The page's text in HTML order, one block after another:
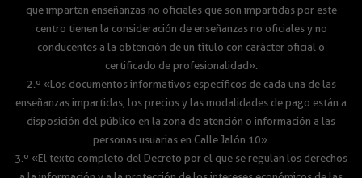
que impartan enseñanzas no oficiales que son impartidas por este
centro tienen la consideración de enseñanzas no oficiales y no
conducentes a la obtención de un título con carácter oficial o
certificado de profesionalidad».
2.º «Los documentos informativos específicos de cada una de las
enseñanzas impartidas, los precios y las modalidades de pago están a
disposición del público en la zona de atención o información a las
personas usuarias en Calle Jalón 10».
3.º «El texto completo del Decreto por el que se regulan los derechos